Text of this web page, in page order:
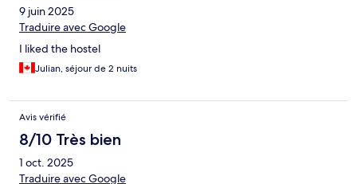
9 juin 2025
Traduire avec Google
I liked the hostel
Julian, séjour de 2 nuits
Avis vérifié
8/10 Très bien
1 oct. 2025
Traduire avec Google